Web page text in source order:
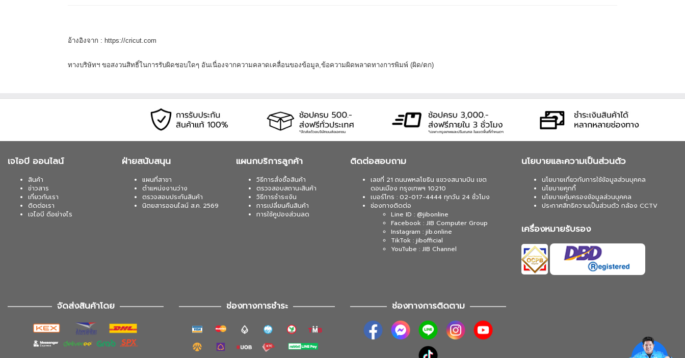
อ้างอิงจาก : https://cricut.com
ทางบริษัทฯ ขอสงวนสิทธิ์ในการรับผิดชอบใดๆ อันเนื่องจากความคลาดเคลื่อนของข้อมูล,ข้อความผิดพลาดทางการพิมพ์ (ผิด/ตก)
เจไอบี ออนไลน์
สินค้า
ข่าวสาร
เกี่ยวกับเรา
ติดต่อเรา
เจไอบี ดีอย่างไร
ฝ่ายสนับสนุน
แผนที่สาขา
ตำแหน่งงานว่าง
ตรวจสอบประกันสินค้า
นิตยสารออนไลน์ ส.ค. 2569
แผนกบริการลูกค้า
วิธีการสั่งซื้อสินค้า
ตรวจสอบสถานะสินค้า
วิธีการชำระเงิน
การเปลี่ยนคืนสินค้า
การใช้คูปองส่วนลด
ติดต่อสอบถาม
เลขที่ 21 ถนนพหลโยธิน แขวงสนามบิน เขต
ดอนเมือง กรุงเทพฯ 10210
เบอร์โทร : 02-017-4444 ทุกวัน 24 ชั่วโมง
ช่องทางติดต่อ
Line ID : @jibonline
Facebook : JIB Computer Group
Instagram : jib.online
TikTok : jibofficial
YouTube : JIB Channel
นโยบายและความเป็นส่วนตัว
นโยบายเกี่ยวกับการใช้ข้อมูลส่วนบุคคล
นโยบายคุกกี้
นโยบายคุ้มครองข้อมูลส่วนบุคคล
ประกาศสิทธิความเป็นส่วนตัว กล้อง CCTV
เครื่องหมายรับรอง
จัดส่งสินค้าโดย ช่องทางการชำระ ช่องทางการติดตาม